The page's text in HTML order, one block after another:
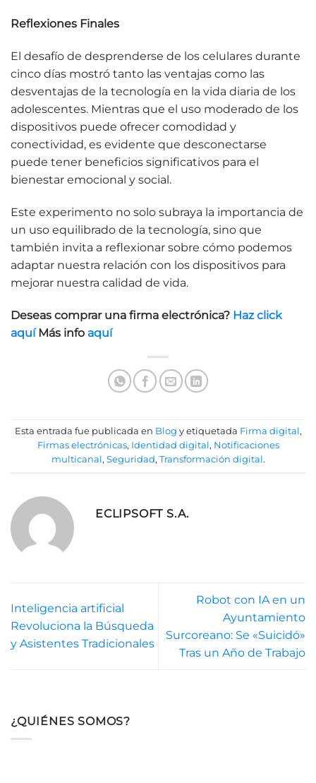
Reflexiones Finales
El desafío de desprenderse de los celulares durante
cinco días mostró tanto las ventajas como las
desventajas de la tecnología en la vida diaria de los
adolescentes. Mientras que el uso moderado de los
dispositivos puede ofrecer comodidad y
conectividad, es evidente que desconectarse
puede tener beneficios significativos para el
bienestar emocional y social.
Este experimento no solo subraya la importancia de
un uso equilibrado de la tecnología, sino que
también invita a reflexionar sobre cómo podemos
adaptar nuestra relación con los dispositivos para
mejorar nuestra calidad de vida.
Deseas comprar una firma electrónica? Haz click
aquíMás info aquí
Esta entrada fue publicada en Blog y etiquetada Firma digital,
Firmas electrónicas, Identidad digital, Notificaciones
multicanal, Seguridad, Transformación digital.
ECLIPSOFT S.A.
Inteligencia artificial
Revoluciona la Búsqueda
y Asistentes Tradicionales
Robot con IA en un
Ayuntamiento
Surcoreano: Se «Suicidó»
Tras un Año de Trabajo
¿QUIÉNES SOMOS?